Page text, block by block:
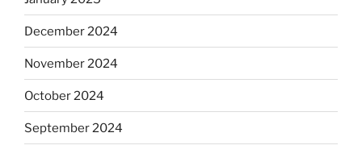
December 2024
November 2024
October 2024
September 2024